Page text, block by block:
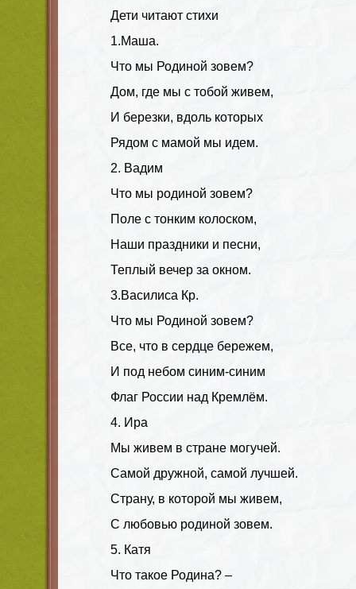
Дети читают стихи
1.Маша.
Что мы Родиной зовем?
Дом, где мы с тобой живем,
И березки, вдоль которых
Рядом с мамой мы идем.
2. Вадим
Что мы родиной зовем?
Поле с тонким колоском,
Наши праздники и песни,
Теплый вечер за окном.
3.Василиса Кр.
Что мы Родиной зовем?
Все, что в сердце бережем,
И под небом синим-синим
Флаг России над Кремлём.
4. Ира
Мы живем в стране могучей.
Самой дружной, самой лучшей.
Страну, в которой мы живем,
С любовью родиной зовем.
5. Катя
Что такое Родина? –